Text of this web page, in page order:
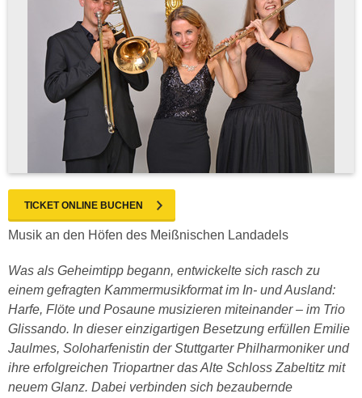
TICKET ONLINE BUCHEN
Musik an den Höfen des Meißnischen Landadels
Was als Geheimtipp begann, entwickelte sich rasch zu
einem gefragten Kammermusikformat im In- und Ausland:
Harfe, Flöte und Posaune musizieren miteinander – im Trio
Glissando. In dieser einzigartigen Besetzung erfüllen Emilie
Jaulmes, Soloharfenistin der Stuttgarter Philharmoniker und
ihre erfolgreichen Triopartner das Alte Schloss Zabeltitz mit
neuem Glanz. Dabei verbinden sich bezaubernde